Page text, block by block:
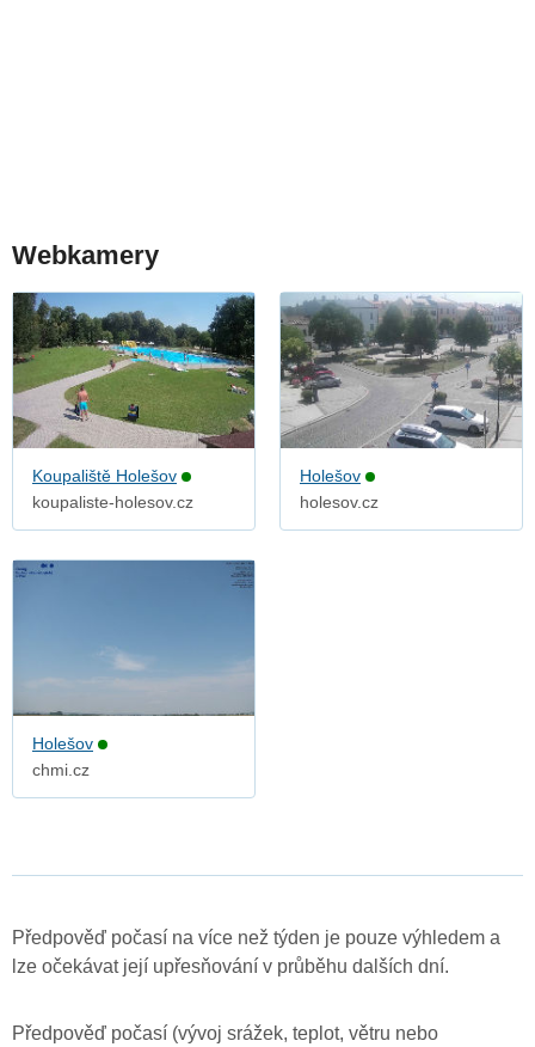
Webkamery
Koupaliště Holešov
koupaliste-holesov.cz
Holešov
holesov.cz
Holešov
chmi.cz
Předpověď počasí na více než týden je pouze výhledem a
lze očekávat její upřesňování v průběhu dalších dní.
Předpověď počasí (vývoj srážek, teplot, větru nebo